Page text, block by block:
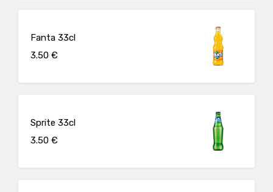
Fanta 33cl
3.50 €
Sprite 33cl
3.50 €